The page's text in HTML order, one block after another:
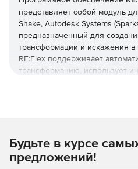
представляет собой модуль
Shake, Autodesk Systems
предназначенный для
трансформации и искажения
RE:Flex поддерживает
трансформацию, использует
одного изображения в
геометрических операций и
обеспечивает соответствие
Будьте в курсе
предложений!